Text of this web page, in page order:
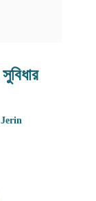
Jerin